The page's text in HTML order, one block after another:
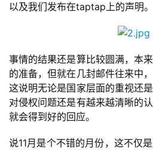
创
游
戏
业
界
以及我们发布在taptap上的声明。
事情的结果还是算比较圆满，本
的准备，但就在几封邮件往来中
这说明无论是国家层面的重视还
对侵权问题还是有越来越清晰的
就会得到好的回应。
说11月是个不错的月份，这不仅